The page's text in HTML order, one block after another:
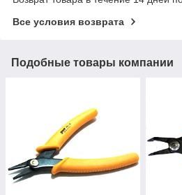
Все условия возврата
Подобные товары компании